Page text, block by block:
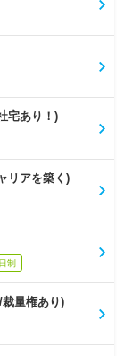
宅あり！)
リアを築く)
制
裁量権あり)